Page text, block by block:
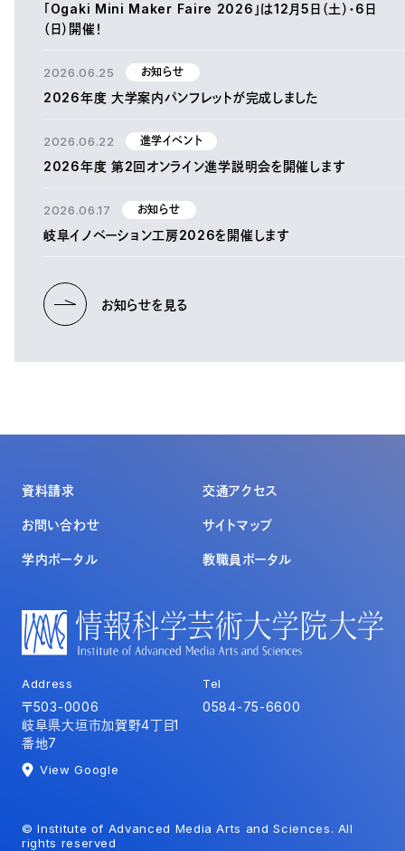
「Ogaki Mini Maker Faire 2026」は12月5日（土）・6日
（日）開催！
2026.06.25 お知らせ
2026年度 大学案内パンフレットが完成しました
2026.06.22 進学イベント
2026年度 第2回オンライン進学説明会を開催します
2026.06.17 お知らせ
岐阜イノベーション工房2026を開催します
お知らせを見る
資料請求 交通アクセス
お問い合わせ サイトマップ
学内ポータル 教職員ポータル
Address
〒503-0006
岐阜県大垣市加賀野4丁目1
番地7
View Google
Tel
0584-75-6600
© Institute of Advanced Media Arts and Sciences. All
rights reserved